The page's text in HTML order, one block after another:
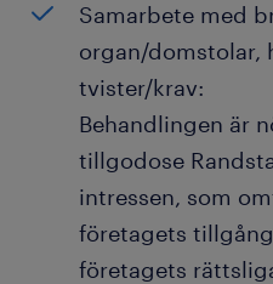
Samarbete med
organ/domstolar,
tvister/krav:
Behandlingen är
tillgodose
intressen, som
företagets
företagets